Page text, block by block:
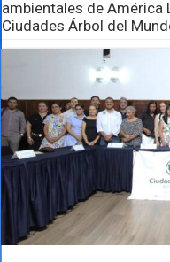
ambientales de América
Ciudades Árbol del